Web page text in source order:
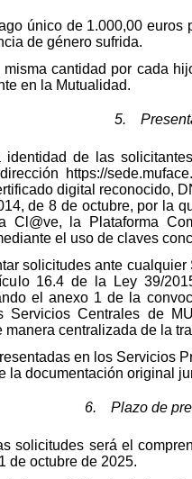
único de 1.000,00
de género sufrida.
cantidad por cada
en la Mutualidad.
5.
de las
https://
digital reconocido,
de 8 de octubre, por la
la Plataforma
el uso de claves
solicitudes ante
16.4 de la Ley 39/
el anexo 1 de la
Centrales de
centralizada de la
en los Servicios
la documentación original
6. Plazo de
solicitudes será el
de octubre de 2025.